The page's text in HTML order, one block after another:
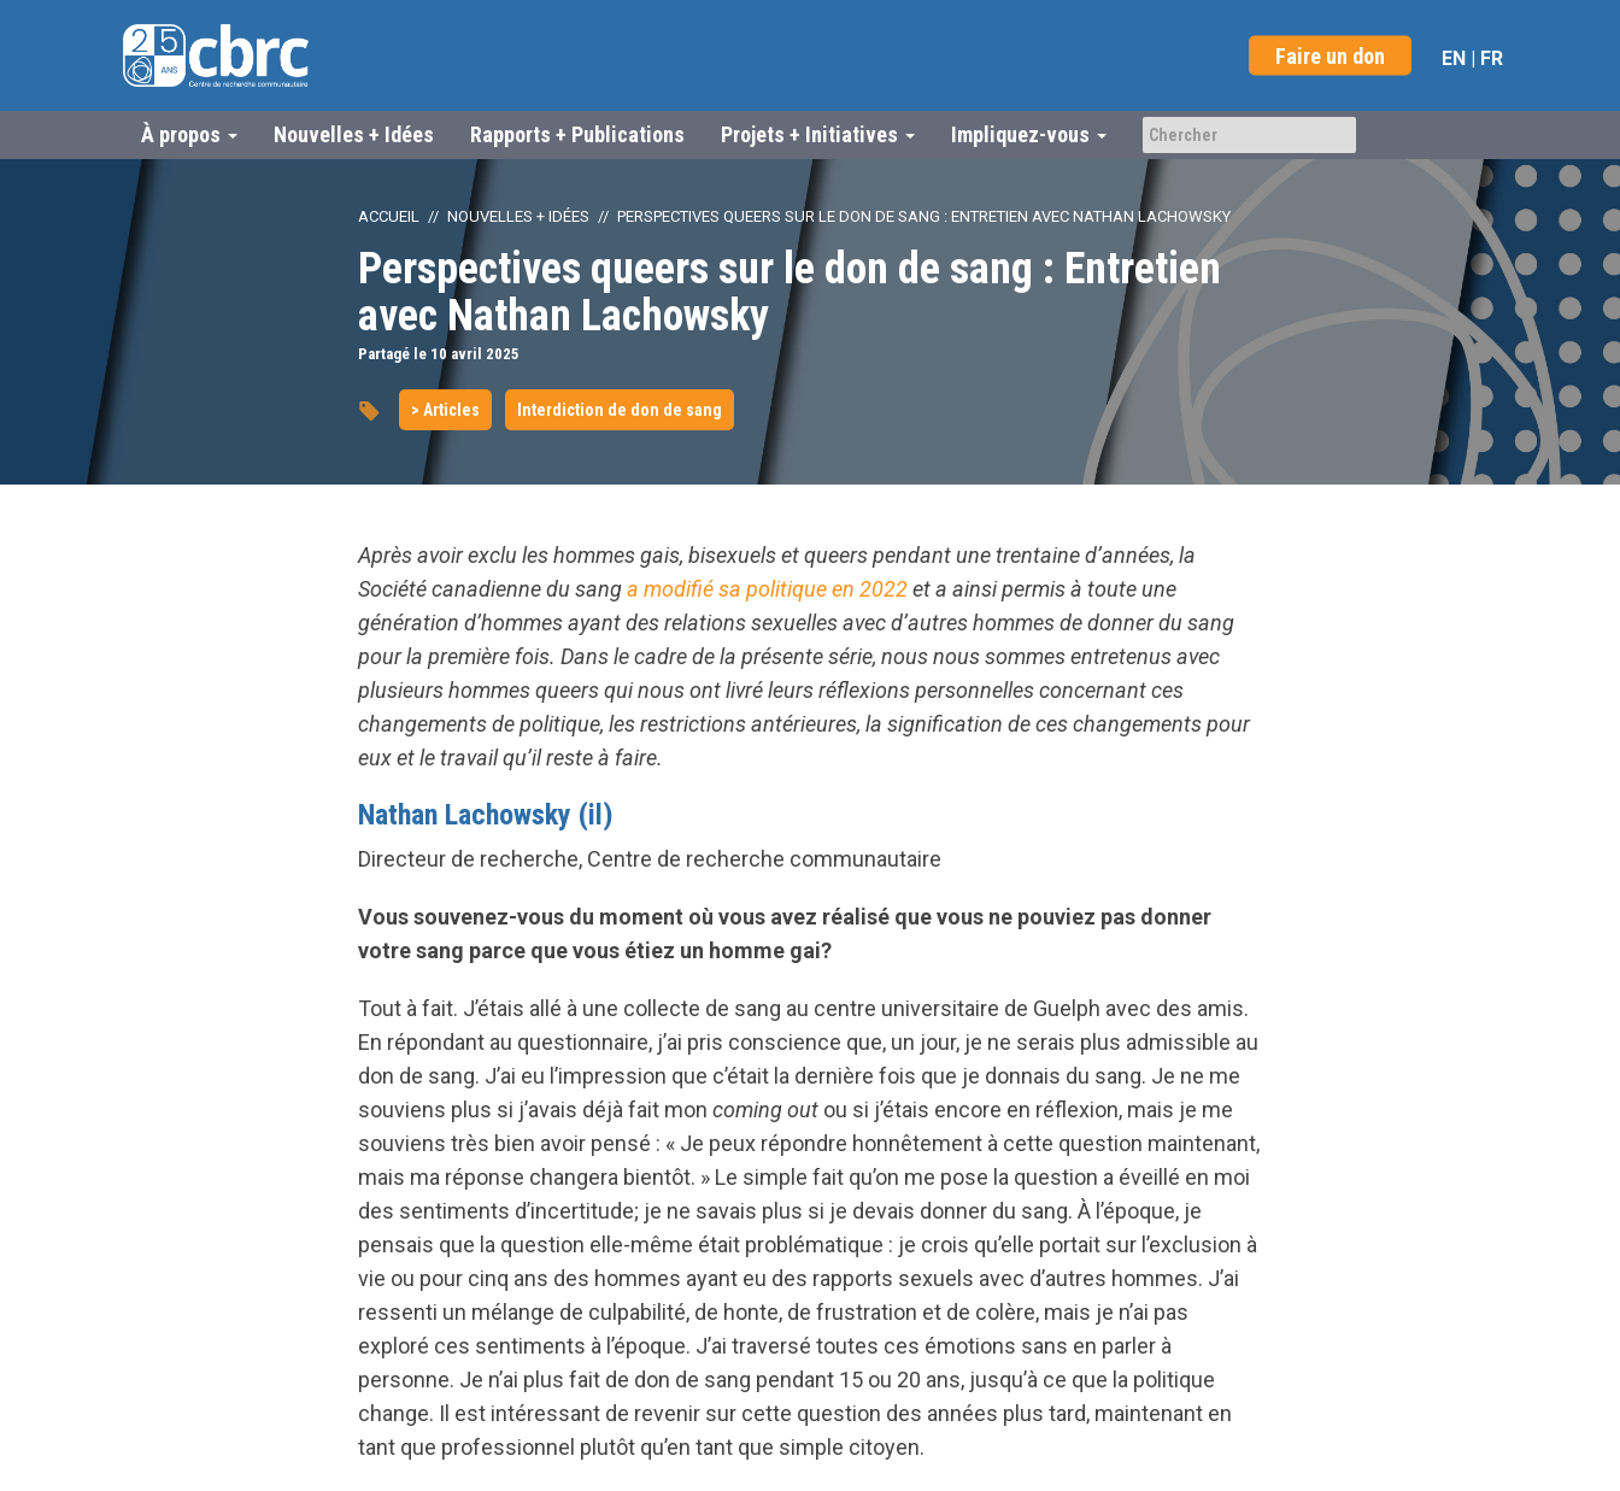
Faire un don EN | FR
À propos Nouvelles + Idées Rapports + Publications Projets + Initiatives Impliquez-vous
ACCUEIL NOUVELLES + IDÉES PERSPECTIVES QUEERS SUR LE DON DE SANG : ENTRETIEN AVEC NATHAN LACHOWSKY
Perspectives queers sur le don de sang : Entretien
avec Nathan Lachowsky
Partagé le 10 avril 2025
> Articles Interdiction de don de sang
Après avoir exclu les hommes gais, bisexuels et queers pendant une trentaine d’années, la
Société canadienne du sanga modifié sa politique en 2022et a ainsi permis à toute une
génération d’hommes ayant des relations sexuelles avec d’autres hommes de donner du sang
pour la première fois. Dans le cadre de la présente série, nous nous sommes entretenus avec
plusieurs hommes queers qui nous ont livré leurs réflexions personnelles concernant ces
changements de politique, les restrictions antérieures, la signification de ces changements pour
eux et le travail qu’il reste à faire.
Nathan Lachowsky (il)
Directeur de recherche, Centre de recherche communautaire
Vous souvenez-vous du moment où vous avez réalisé que vous ne pouviez pas donner
votre sang parce que vous étiez un homme gai?
Tout à fait. J’étais allé à une collecte de sang au centre universitaire de Guelph avec des amis.
En répondant au questionnaire, j’ai pris conscience que, un jour, je ne serais plus admissible au
don de sang. J’ai eu l’impression que c’était la dernière fois que je donnais du sang. Je ne me
souviens plus si j’avais déjà fait mon coming out ou si j’étais encore en réflexion, mais je me
souviens très bien avoir pensé : « Je peux répondre honnêtement à cette question maintenant,
mais ma réponse changera bientôt. » Le simple fait qu’on me pose la question a éveillé en moi
des sentiments d’incertitude; je ne savais plus si je devais donner du sang. À l’époque, je
pensais que la question elle-même était problématique : je crois qu’elle portait sur l’exclusion à
vie ou pour cinq ans des hommes ayant eu des rapports sexuels avec d’autres hommes. J’ai
ressenti un mélange de culpabilité, de honte, de frustration et de colère, mais je n’ai pas
exploré ces sentiments à l’époque. J’ai traversé toutes ces émotions sans en parler à
personne. Je n’ai plus fait de don de sang pendant 15 ou 20 ans, jusqu’à ce que la politique
change. Il est intéressant de revenir sur cette question des années plus tard, maintenant en
tant que professionnel plutôt qu’en tant que simple citoyen.